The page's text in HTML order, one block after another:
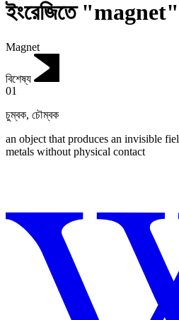
ইংরেজিতে
Magnet
বিশেষ্য
01
চুম্বক, চৌম্বক
an object that produces an invisible
metals without physical contact